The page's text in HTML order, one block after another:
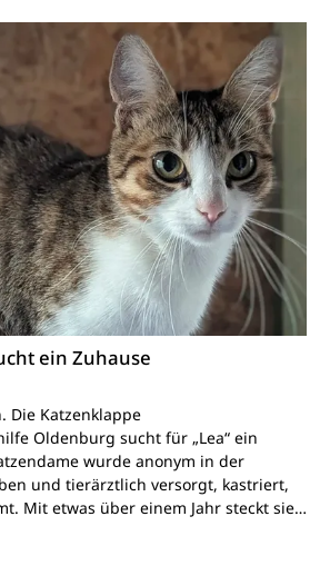
ein Zuhause
Die Katzenklappe
Oldenburg sucht für „Lea“ ein
wurde anonym in der
und tierärztlich versorgt, kastriert,
Mit etwas über einem Jahr steckt sie…